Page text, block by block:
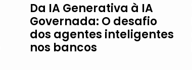
Da IA Generativa à IA
Governada: O desafio
dos agentes inteligentes
nos bancos